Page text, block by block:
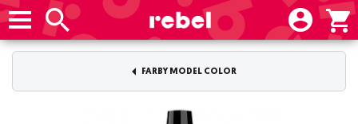
FARBY MODEL COLOR